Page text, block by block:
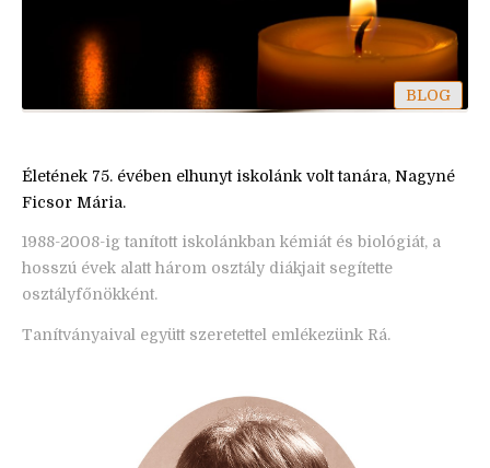
BLOG
Életének 75. évében elhunyt iskolánk volt tanára, Nagyné
Ficsor Mária.
1988-2008-ig tanított iskolánkban kémiát és biológiát, a
hosszú évek alatt három osztály diákjait segítette
osztályfőnökként.
Tanítványaival együtt szeretettel emlékezünk Rá.